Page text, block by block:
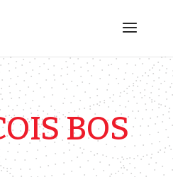
BOS